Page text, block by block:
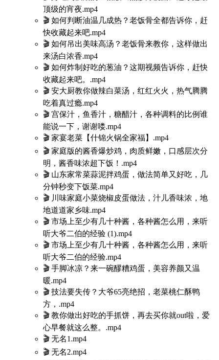
顶级的宵夜.mp4
🎬 如何判断油温几成热？老饭骨全都告诉你，赶
快收藏起来吧.mp4
🎬 如何吊出美味高汤？老饭骨来教你，这样做出
来汤白浓香.mp4
🎬 如何炸制好吃的葱油？这期视频告诉你，赶快
收藏起来吧。.mp4
🎬 安大厨教你做辣白菜汤，红红火火，热气腾腾
吃着真过瘾.mp4
🎬 宫保汁，鱼香汁，糖醋汁，各种调料的比例谁
能说一下，谢谢喽.mp4
🎬 家宴老菜【什锦火锅全家福】.mp4
🎬 家庭版的酱香爆炒鸡，肉质鲜嫩，口感层次分
明，酱香味浓超下饭！.mp4
🎬 山东家常菜蒜泥拌鸡蛋，做法简单又好吃，几
分钟秒变下饭菜.mp4
🎬 川味家庭小菜烧椒皮蛋做法，汁儿香味浓，地
地道道家乡味.mp4
🎬 市场上至少有几十种酱，各种酱怎么用，来听
听大爷二伯的经验 (1).mp4
🎬 市场上至少有几十种酱，各种酱怎么用，来听
听大爷二伯的经验.mp4
🎬 手脚冰凉？来一碗醪糟鸡蛋，美容养颜又温
暖.mp4
🎬 技法要失传？大爷65亮绝招，老菜桃仁酥鸭
方，.mp4
🎬 教你做出好吃的手抓饼，再去买你就out啦，爱
心早餐就这么整。.mp4
🎬 无名1.mp4
🎬 无名2.mp4